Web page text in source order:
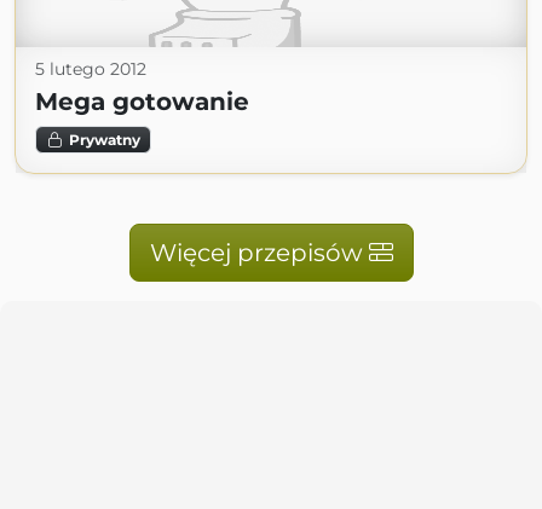
5 lutego 2012
Mega gotowanie
Prywatny
Więcej przepisów